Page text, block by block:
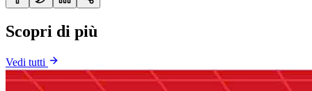
Scopri di più
Vedi tutti